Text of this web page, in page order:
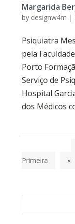
Margarida
by designw4m |
Psiquiatra
pela
Porto
Serviço de
Hospital
dos Médicos
Primeira
«